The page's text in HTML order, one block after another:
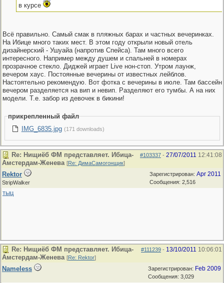
в курсе
Всё правильно. Самый смак в пляжных барах и частных вечеринках.
На Ибице много таких мест. В этом году открыли новый отель
дизайнерский - Ушуайа (напротив Спейса). Там много всего
интересного. Например между душем и спальней в номерах
прозрачное стекло. Диджей играет Live нон-стоп. Утром лаунж,
вечером хаус. Постоянные вечерины от известных лейблов.
Настоятельно рекомендую. Вот фотка с вечерины в июле. Там бассейн
вечером разделяется на вип и невип. Разделяют его тумбы. А на них
модели. Т.е. забор из девочек в бикини!
прикрепленный файл
IMG_6835.jpg (171 downloads)
#103337 - 27/07/2011 12:41:08
Re: Нищиёб ФМ представляет. Ибица-
Амстердам-Женева [Re: ДимаСамогонщик]
Зарегистрирован: Apr 2011
Сообщения: 2,516
Rektor
StripWalker
тыц
#111239 - 13/10/2011 10:06:01
Re: Нищиёб ФМ представляет. Ибица-
Амстердам-Женева [Re: Rektor]
Зарегистрирован: Feb 2009
Сообщения: 3,029
Nameless